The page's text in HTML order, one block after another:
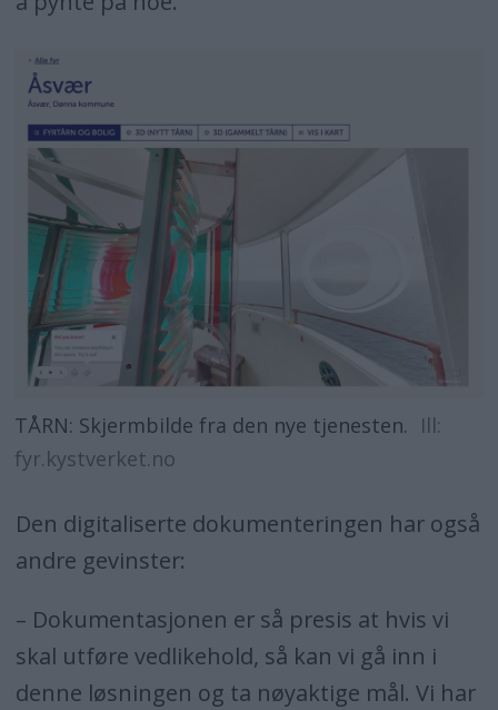
TÅRN: Skjermbilde fra den nye tjenesten.
Ill:
fyr.kystverket.no
Den digitaliserte dokumenteringen har også
andre gevinster:
– Dokumentasjonen er så presis at hvis vi
skal utføre vedlikehold, så kan vi gå inn i
denne løsningen og ta nøyaktige mål. Vi har